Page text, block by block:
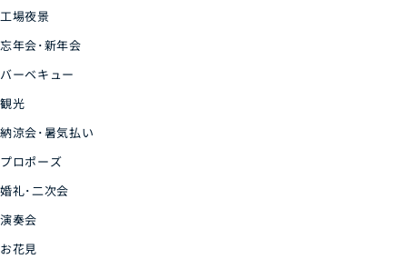
工場夜景
忘年会･新年会
バーベキュー
観光
納涼会･暑気払い
プロポーズ
婚礼･二次会
演奏会
お花見